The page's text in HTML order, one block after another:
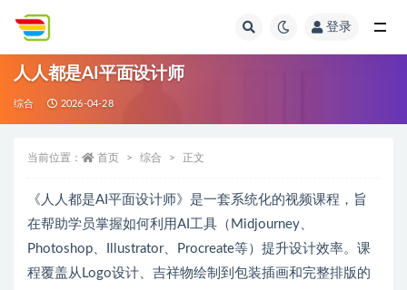
登录
人人都是AI平面设计师
综合 2026-04-28
当前位置： 首页 综合 正文
《人人都是AI平面设计师》是一套系统化的视频课程，旨
在帮助学员掌握如何利用AI工具（Midjourney、
Photoshop、Illustrator、Procreate等）提升设计效率。课
程覆盖从Logo设计、吉祥物绘制到包装插画和完整排版的